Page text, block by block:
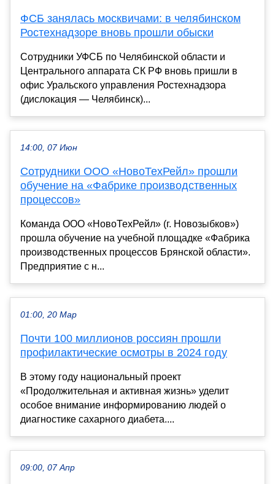
ФСБ занялась москвичами: в челябинском
Ростехнадзоре вновь прошли обыски
Сотрудники УФСБ по Челябинской области и
Центрального аппарата СК РФ вновь пришли в
офис Уральского управления Ростехнадзора
(дислокация — Челябинск)...
14:00, 07 Июн
Сотрудники ООО «НовоТехРейл» прошли
обучение на «Фабрике производственных
процессов»
Команда ООО «НовоТехРейл» (г. Новозыбков»)
прошла обучение на учебной площадке «Фабрика
производственных процессов Брянской области».
Предприятие с н...
01:00, 20 Мар
Почти 100 миллионов россиян прошли
профилактические осмотры в 2024 году
В этому году национальный проект
«Продолжительная и активная жизнь» уделит
особое внимание информированию людей о
диагностике сахарного диабета....
09:00, 07 Апр